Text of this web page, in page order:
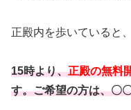
正殿内を歩いていると
15時より、正殿の無料
す。ご希望の方は、〇